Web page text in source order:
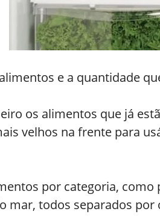
e a quantidade
os alimentos que já
velhos na frente para
por categoria,
mar, todos separados